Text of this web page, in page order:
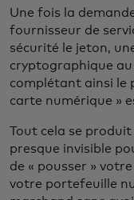
Une fois la
fournisseur de
sécurité le jeton,
cryptographique
complétant ainsi le
carte numérique »
Tout cela se
presque invisible
de « pousser »
votre portefeuille